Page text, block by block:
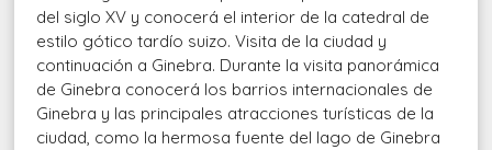
del siglo XV y conocerá el interior de la catedral de
estilo gótico tardío suizo. Visita de la ciudad y
continuación a Ginebra. Durante la visita panorámica
de Ginebra conocerá los barrios internacionales de
Ginebra y las principales atracciones turísticas de la
ciudad, como la hermosa fuente del lago de Ginebra